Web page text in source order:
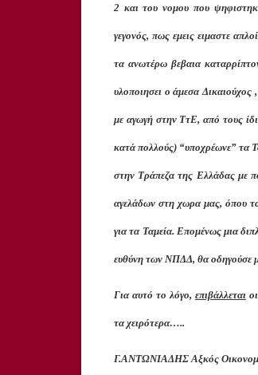
2 και του νομου που
γεγονός, πως εμεις ειμαστε
τα ανωτέρω βεβαια
υλοποιησει ο άμεσα
με αγωγή στην ΤτΕ, από τους
κατά πολλούς) “υποχρέωνε” τα
στην Τράπεζα της Ελλάδας με
αγελάδων στη χωρα μας, όπου
για τα Ταμεία. Επομένως μια
ευθύνη των ΝΠΔΔ, θα οδηγούσε
Για αυτό το λόγο, επιβάλλεται
τα χειρότερα…..
Γ.ΑΝΤΩΝΙΑΔΗΣ Αξκός